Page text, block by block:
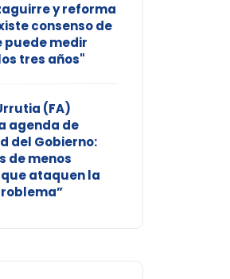
y reforma
consenso de
puede medir
tres años"
(FA)
agenda de
del Gobierno:
de menos
ataquen la